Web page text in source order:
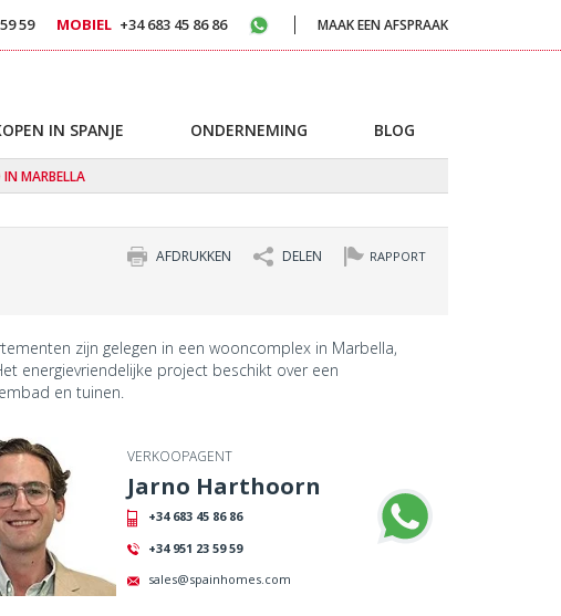
MARBELLA
RAPPORT
DELEN
AFDRUKKEN
zijn gelegen in een wooncomplex in Marbella,
energievriendelijke project beschikt over een
en tuinen.
VERKOOPAGENT
Jarno Harthoorn
+34 683 45 86 86
+34 951 23 59 59
sales@spainhomes.com
59 MOBIEL +34 683 45 86 86 MAAK EEN AFSPRAAK
IN SPANJE ONDERNEMING BLOG